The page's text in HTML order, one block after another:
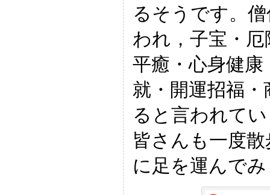
るそうです。
われ，子宝・
平癒・心身健
就・開運招福
ると言われて
皆さんも一度
に足を運んで